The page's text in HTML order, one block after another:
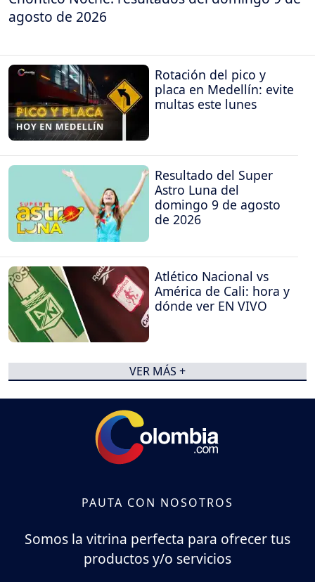
agosto de 2026
Rotación del pico y
placa en Medellín: evite
multas este lunes
Resultado del Super
Astro Luna del
domingo 9 de agosto
de 2026
Atlético Nacional vs
América de Cali: hora y
dónde ver EN VIVO
VER MÁS +
PAUTA CON NOSOTROS
Somos la vitrina perfecta para ofrecer tus
productos y/o servicios